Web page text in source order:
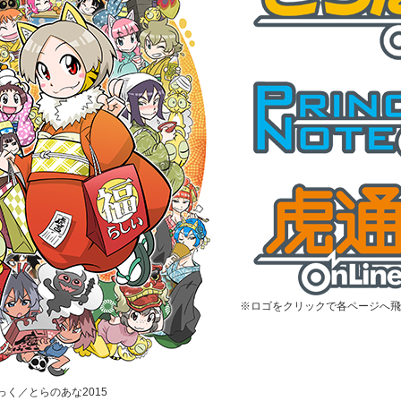
く／とらのあな2015
※ロゴをクリックで各ページへ